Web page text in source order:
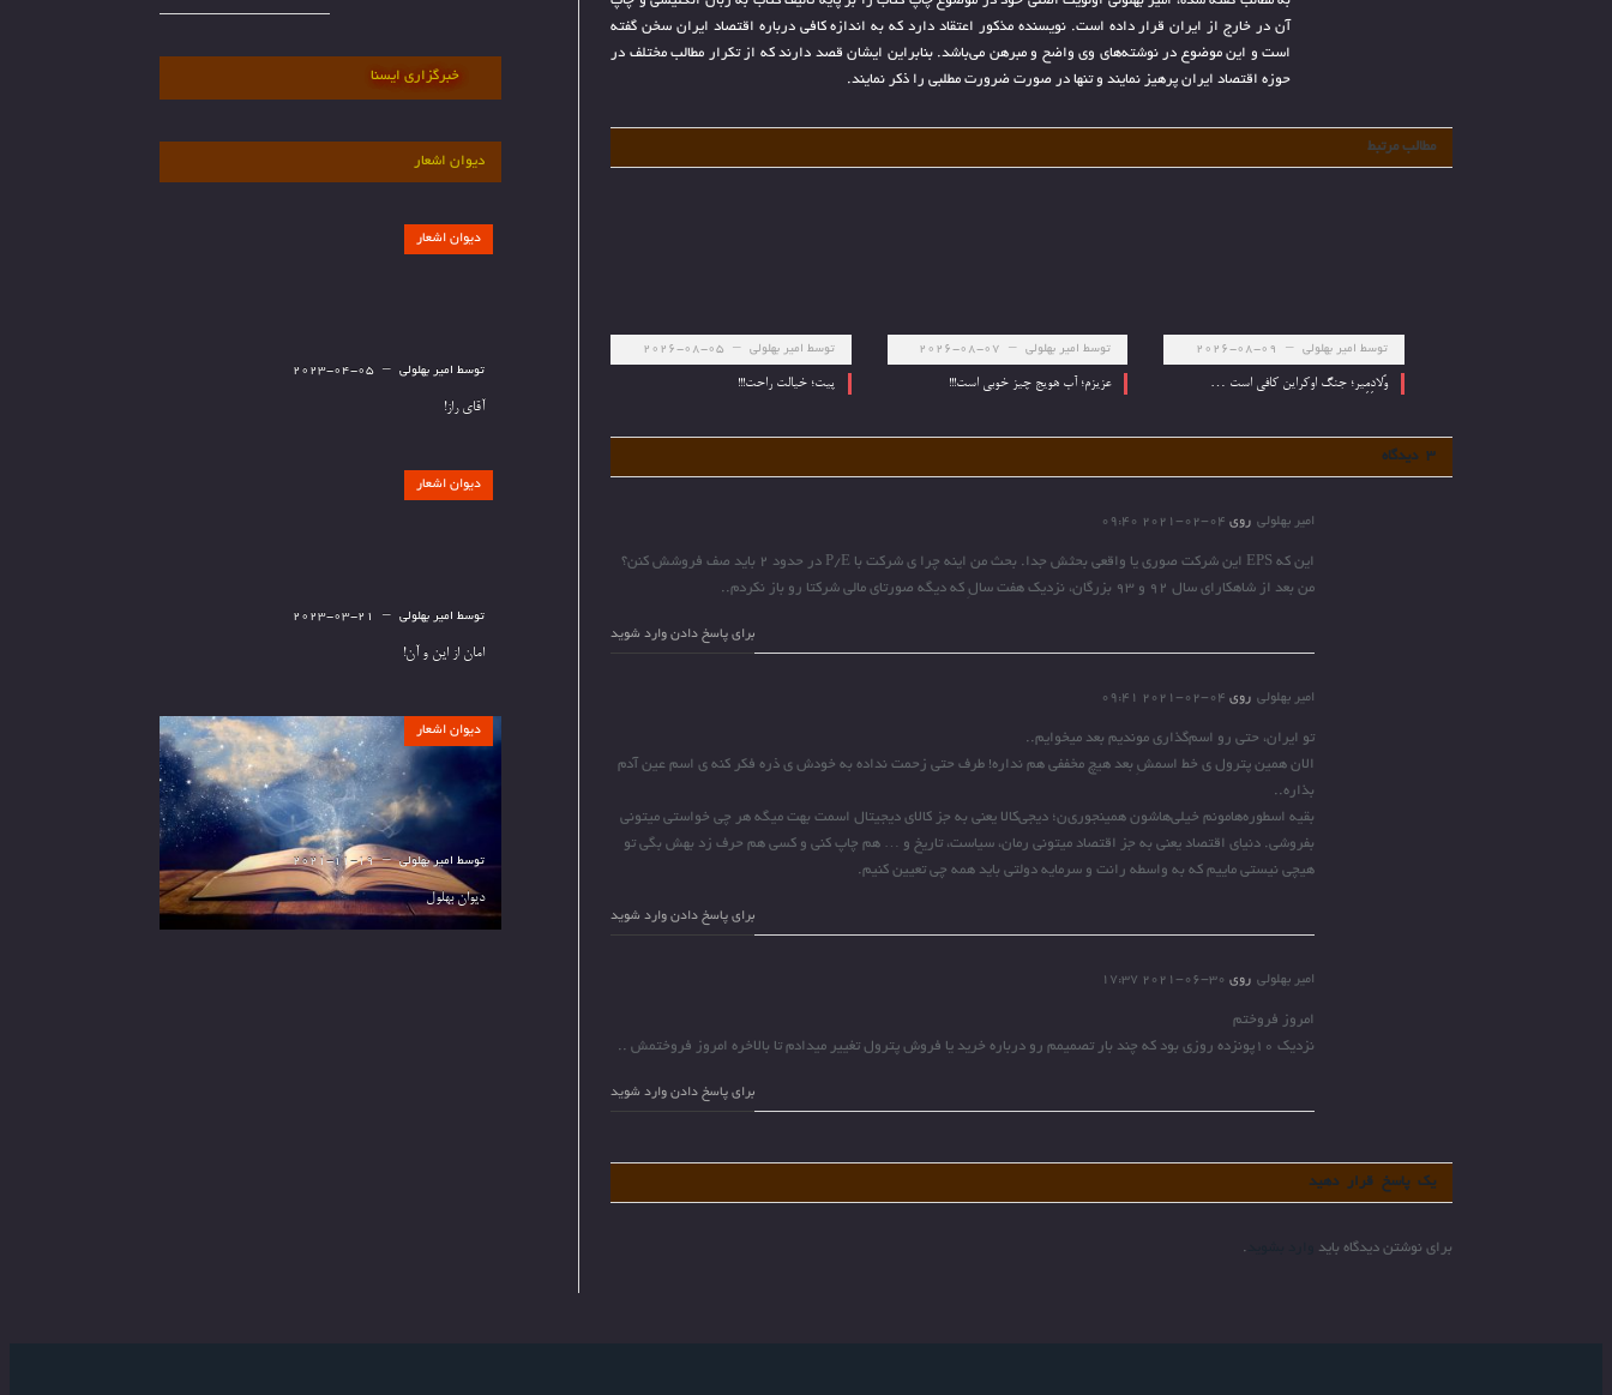
آن در خارج از ایران قرار داده است. نویسنده مذکور اعتقاد دارد که به اندازه کافی درباره اقتصاد ایران سخن گفته
است و این موضوع در نوشته‌های وی واضح و مبرهن می‌باشد. بنابراین ایشان قصد دارند که از تکرار مطالب مختلف در
حوزه اقتصاد ایران پرهیز نمایند و تنها در صورت ضرورت مطلبی را ذکر نمایند.
مطالب مرتبط
توسط امیر بهلولی 2026-08-09
وُلادِمِیر؛ جنگ اوکراین کافی است …
توسط امیر بهلولی 2026-08-07
عزیزم؛ آب هویج چیز خوبی است!!!
توسط امیر بهلولی 2026-08-05
پیت؛ خیالت راحت!!!
3 دیدگاه
امیر بهلولی روی 2021-02-04 09:40
این که EPS این شرکت صوری یا واقعی بحثش جدا. بحث من اینه چرا ی شرکت با P/E در حدود 2 باید صف فروشش کنن؟
من بعد از شاهکارای سال 92 و 93 بزرگان، نزدیک هفت سالِ که دیگه صورتای مالی شرکتا رو باز نکردم..
برای پاسخ دادن وارد شوید
امیر بهلولی روی 2021-02-04 09:41
تو ایران، حتی رو اسم‌گذاری موندیم بعد میخوایم..
الان همین پترول ی خط اسمشِ بعد هیچ مخففی هم نداره! طرف حتی زحمت نداده به خودش ی ذره فکر کنه ی اسم عین آدم
بذاره..
بقیه اسطوره‌هامونم خیلی‌هاشون همینجوری‌ن؛ دیجی‌کالا یعنی به جز کالای دیجیتال اسمت بهت میگه هر چی خواستی میتونی
بفروشی. دنیای اقتصاد یعنی به جز اقتصاد میتونی رمان، سیاست، تاریخ و … هم چاپ کنی و کسی هم حرف زد بهش بگی تو
هیچی نیستی ماییم که به واسطه رانت و سرمایه دولتی باید همه چی تعیین کنیم.
برای پاسخ دادن وارد شوید
امیر بهلولی روی 2021-06-30 17:37
امروز فروختم
نزدیک ۱۰پونزده روزی بود که چند بار تصمیمم رو درباره خرید یا فروش پترول تغییر میدادم تا بالاخره امروز فروختمش ..
برای پاسخ دادن وارد شوید
یک پاسخ قرار دهید
برای نوشتن دیدگاه باید .
خبرگزاری ایسنا
دیوان اشعار
دیوان اشعار
توسط امیر بهلولی 2023-04-05
آقای راز!
دیوان اشعار
توسط امیر بهلولی 2023-03-21
امان از این و آن!
دیوان اشعار
توسط امیر بهلولی 2021-11-19
دیوان بهلول